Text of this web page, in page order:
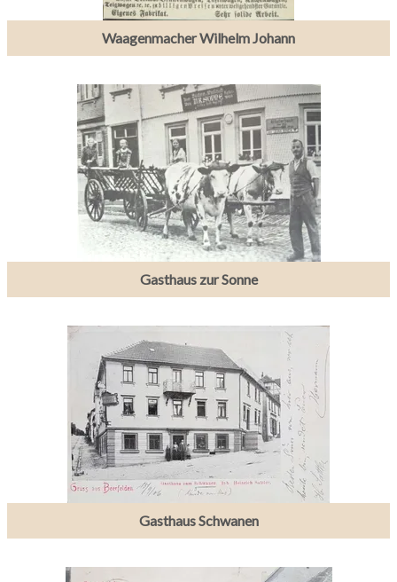
Waagenmacher Wilhelm Johann
Gasthaus zur Sonne
Gasthaus Schwanen